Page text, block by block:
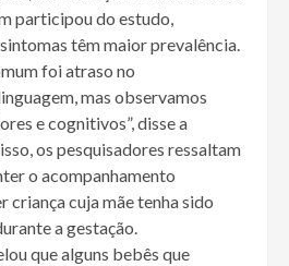
participou do estudo,
têm maior prevalência.
foi atraso no
mas observamos
e cognitivos”, disse a
os pesquisadores ressaltam
o acompanhamento
criança cuja mãe tenha sido
a gestação.
que alguns bebês que